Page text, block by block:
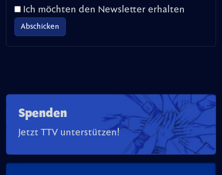
Ich möchten den Newsletter erhalten
Spenden
Jetzt TTV unterstützen!